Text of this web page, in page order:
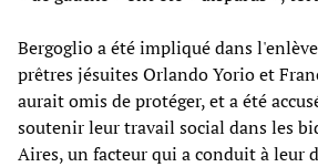
Bergoglio a été impliqué dans
prêtres jésuites Orlando Yorio et
aurait omis de protéger, et a été
soutenir leur travail social dans les
Aires, un facteur qui a conduit à leur